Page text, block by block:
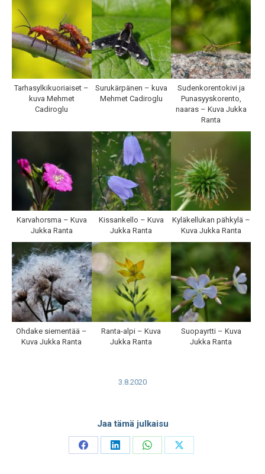
Tarhasylkikuoriaiset –
kuva Mehmet
Cadiroglu
Surukärpänen – kuva
Mehmet Cadiroglu
Sudenkorentokivi ja
Punasyyskorento,
naaras – Kuva Jukka
Ranta
Karvahorsma – Kuva
Jukka Ranta
Kissankello – Kuva
Jukka Ranta
Kyläkellukan pähkylä –
Kuva Jukka Ranta
Ohdake siementää –
Kuva Jukka Ranta
Ranta-alpi – Kuva
Jukka Ranta
Suopayrtti – Kuva
Jukka Ranta
3.8.2020
Jaa tämä julkaisu
Share
Share
Share
Share